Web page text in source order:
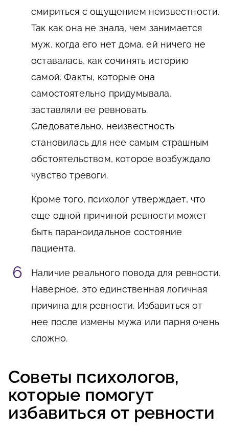
смириться с ощущением неизвестности.
Так как она не знала, чем занимается
муж, когда его нет дома, ей ничего не
оставалась, как сочинять историю
самой. Факты, которые она
самостоятельно придумывала,
заставляли ее ревновать.
Следовательно, неизвестность
становилась для нее самым страшным
обстоятельством, которое возбуждало
чувство тревоги.
Кроме того, психолог утверждает, что
еще одной причиной ревности может
быть параноидальное состояние
пациента.
Наличие реального повода для ревности.
Наверное, это единственная логичная
причина для ревности. Избавиться от
нее после измены мужа или парня очень
сложно.
Советы психологов,
которые помогут
избавиться от ревности